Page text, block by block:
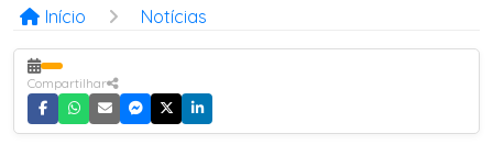
Início Notícias
Compartilhar